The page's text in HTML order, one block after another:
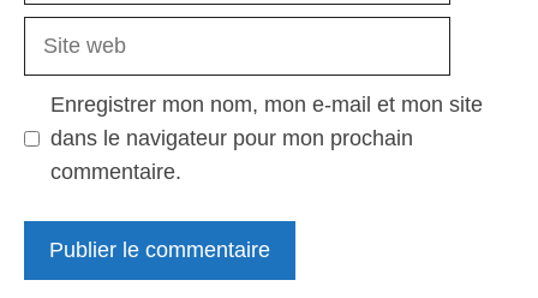
Site
Enregistrer mon nom, mon e-mail et mon site
dans le navigateur pour mon prochain
commentaire.